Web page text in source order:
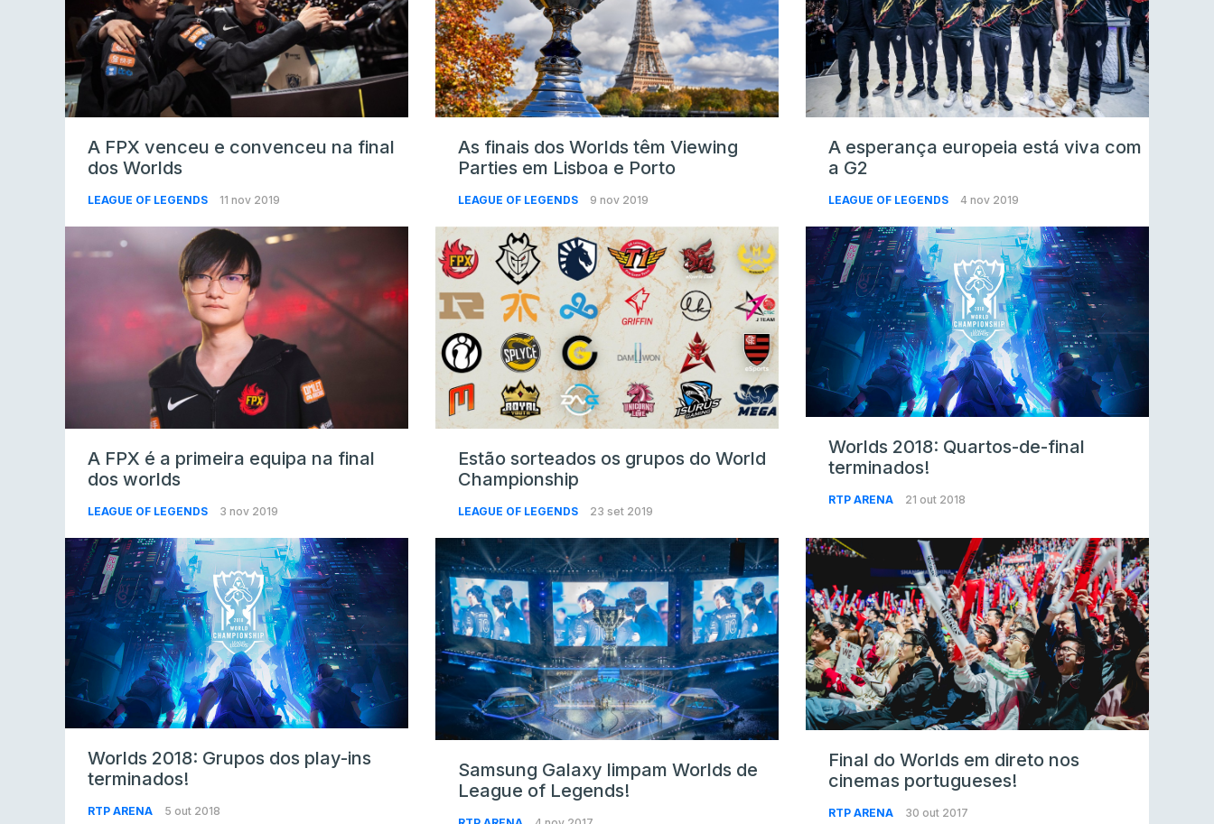
A FPX venceu e convenceu na final
dos Worlds
LEAGUE OF LEGENDS 11 nov 2019
As finais dos Worlds têm Viewing
Parties em Lisboa e Porto
LEAGUE OF LEGENDS 9 nov 2019
A esperança europeia está viva com
a G2
LEAGUE OF LEGENDS 4 nov 2019
A FPX é a primeira equipa na final
dos worlds
LEAGUE OF LEGENDS 3 nov 2019
Estão sorteados os grupos do World
Championship
LEAGUE OF LEGENDS 23 set 2019
Worlds 2018: Quartos-de-final
terminados!
RTP ARENA 21 out 2018
Worlds 2018: Grupos dos play-ins
terminados!
RTP ARENA 5 out 2018
Samsung Galaxy limpam Worlds de
League of Legends!
Final do Worlds em direto nos
cinemas portugueses!
RTP ARENA 30 out 2017